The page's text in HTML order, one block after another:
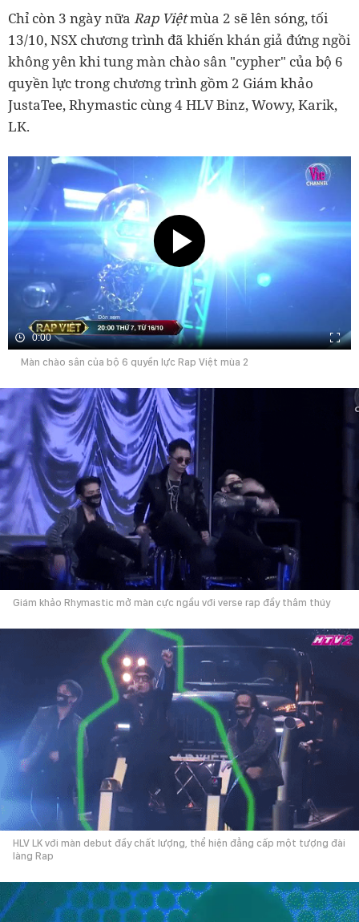
Chỉ còn 3 ngày nữa Rap Việtmùa 2 sẽ lên sóng, tối
13/10, NSX chương trình đã khiến khán giả đứng ngồi
không yên khi tung màn chào sân "cypher" của bộ 6
quyền lực trong chương trình gồm 2 Giám khảo
JustaTee, Rhymastic cùng 4 HLV Binz, Wowy, Karik,
LK.
0:00
Màn chào sân của bộ 6 quyền lực Rap Việt mùa 2
Giám khảo Rhymastic mở màn cực ngầu với verse rap đầy thâm thúy
HLV LK với màn debut đầy chất lượng, thể hiện đẳng cấp một tượng đài
làng Rap